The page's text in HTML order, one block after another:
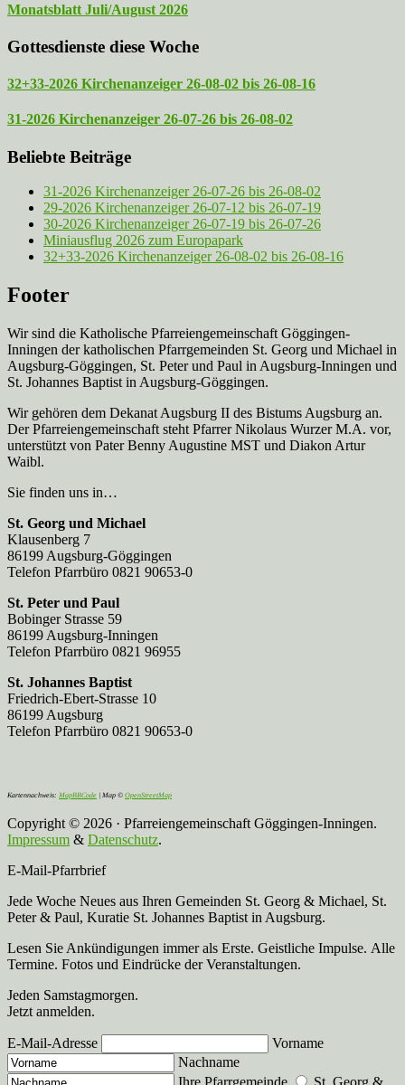
Monatsblatt Juli/August 2026
Gottesdienste diese Woche
32+33-2026 Kirchenanzeiger 26-08-02 bis 26-08-16
31-2026 Kirchenanzeiger 26-07-26 bis 26-08-02
Beliebte Beiträge
31-2026 Kirchenanzeiger 26-07-26 bis 26-08-02
29-2026 Kirchenanzeiger 26-07-12 bis 26-07-19
30-2026 Kirchenanzeiger 26-07-19 bis 26-07-26
Miniausflug 2026 zum Europapark
32+33-2026 Kirchenanzeiger 26-08-02 bis 26-08-16
Footer
Wir sind die Katholische Pfarreien­gemeinschaft Göggingen-
Inningen der katholischen Pfarrgemeinden St. Georg und Michael in
Augsburg-Göggingen, St. Peter und Paul in Augsburg-Inningen und
St. Johannes Baptist in Augsburg-Göggingen.
Wir gehören dem Dekanat Augsburg II des Bistums Augsburg an.
Der Pfarreien­gemeinschaft steht Pfarrer Nikolaus Wurzer M.A. vor,
unterstützt von Pater Benny Augustine MST und Diakon Artur
Waibl.
Sie finden uns in…
St. Georg und Michael
Klausenberg 7
86199 Augsburg-Göggingen
Telefon Pfarrbüro 0821 90653-0
St. Peter und Paul
Bobinger Strasse 59
86199 Augsburg-Inningen
Telefon Pfarrbüro 0821 96955
St. Johannes Baptist
Friedrich-Ebert-Strasse 10
86199 Augsburg
Telefon Pfarrbüro 0821 90653-0
Kartennachweis: MapBBCode | Map © OpenStreetMap
Copyright © 2026 · Pfarreiengemeinschaft Göggingen-Inningen.
Impressum & Datenschutz.
E-Mail-Pfarrbrief
Jede Woche Neues aus Ihren Gemeinden St. Georg & Michael, St.
Peter & Paul, Kuratie St. Johannes Baptist in Augsburg.
Lesen Sie Ankündigungen immer als Erste. Geistliche Impulse. Alle
Termine. Fotos und Eindrücke der Veranstaltungen.
Jeden Samstagmorgen.
Jetzt anmelden.
E-Mail-Adresse
Vorname
Nachname